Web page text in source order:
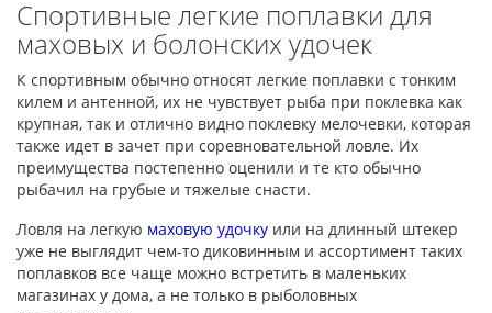
Спортивные легкие поплавки для
маховых и болонских удочек
К спортивным обычно относят легкие поплавки с тонким
килем и антенной, их не чувствует рыба при поклевка как
крупная, так и отлично видно поклевку мелочевки, которая
также идет в зачет при соревновательной ловле. Их
преимущества постепенно оценили и те кто обычно
рыбачил на грубые и тяжелые снасти.
Ловля на легкую маховую удочку или на длинный штекер
уже не выглядит чем-то диковинным и ассортимент таких
поплавков все чаще можно встретить в маленьких
магазинах у дома, а не только в рыболовных